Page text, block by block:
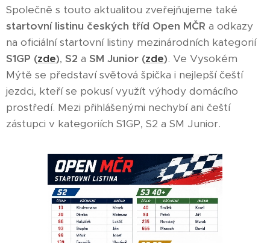
Společně s touto aktualitou zveřejňujeme také
startovní listinu českých tříd Open MČR a odkazy
na oficiální startovní listiny mezinárodních kategorií
S1GP (zde), S2 a SM Junior (zde). Ve Vysokém
Mýtě se představí světová špička i nejlepší čeští
jezdci, kteří se pokusí využít výhody domácího
prostředí. Mezi přihlášenými nechybí ani čeští
zástupci v kategoriích S1GP, S2 a SM Junior.